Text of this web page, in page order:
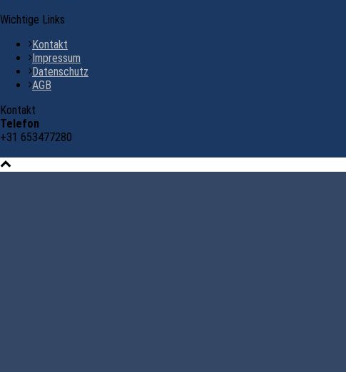
Wichtige Links
Kontakt
Impressum
Datenschutz
AGB
Kontakt
Telefon
+31 653477280